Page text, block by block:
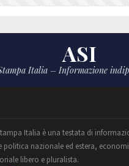
ASI
Italia – Informazione
Italia è una testata di
politica nazionale ed estera,
libero e pluralista.